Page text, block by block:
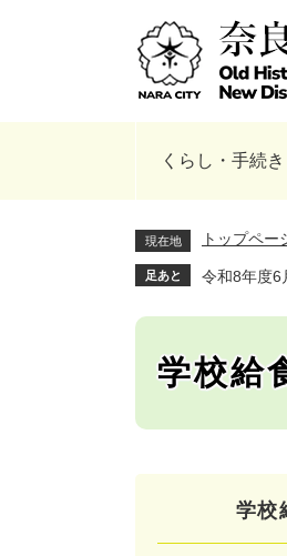
くらし・手続き
現在地 トップペー
足あと 令和8年度
学校給
学校